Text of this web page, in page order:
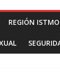
REGIÓN ISTMO